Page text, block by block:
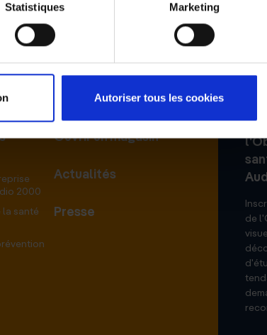
Statistiques Marketing
Autoriser tous les cookies
2000
santé
Ouvrir un magasin
Actualités
Presse
de